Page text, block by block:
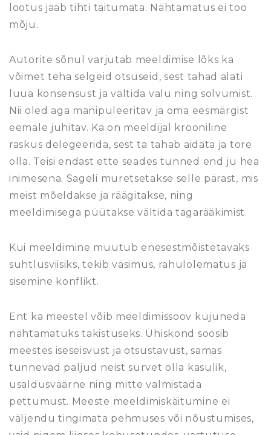
lootus jääb tihti täitumata. Nähtamatus ei too
mõju.
Autorite sõnul varjutab meeldimise lõks ka
võimet teha selgeid otsuseid, sest tahad alati
luua konsensust ja vältida valu ning solvumist.
Nii oled aga manipuleeritav ja oma eesmärgist
eemale juhitav. Ka on meeldijal krooniline
raskus delegeerida, sest ta tahab aidata ja tore
olla. Teisi endast ette seades tunned end ju hea
inimesena. Sageli muretsetakse selle pärast, mis
meist mõeldakse ja räägitakse, ning
meeldimisega püütakse vältida tagarääkimist.
Kui meeldimine muutub enesestmõistetavaks
suhtlusviisiks, tekib väsimus, rahulolematus ja
sisemine konflikt.
Ent ka meestel võib meeldimissoov kujuneda
nähtamatuks takistuseks. Ühiskond soosib
meestes iseseisvust ja otsustavust, samas
tunnevad paljud neist survet olla kasulik,
usaldusväärne ning mitte valmistada
pettumust. Meeste meeldimiskäitumine ei
väljendu tingimata pehmuses või nõustumises,